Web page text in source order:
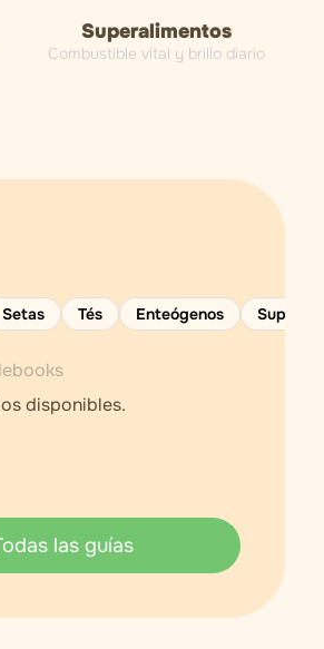
Superalimentos
Combustible vital y brillo diario
Setas Tés Enteógenos
disponibles.
las guías